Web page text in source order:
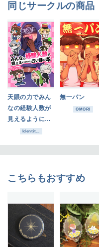
同じサークルの商品
天眼の力でみん
なの経験人数が
見えるようにな
った占い師の本
Identit...
無一パン
OMORI
こちらもおすすめ